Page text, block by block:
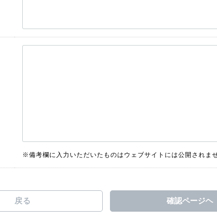
※備考欄に入力いただいたものはウェブサイトには公開されま
戻る 確認ページヘ